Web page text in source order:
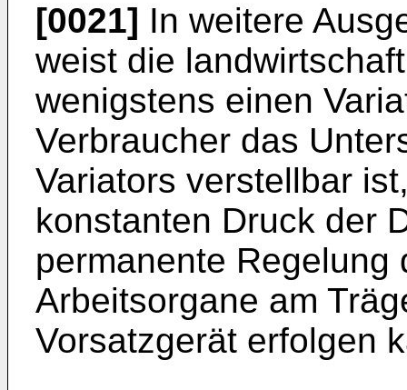
[0021] In weitere
weist die
wenigstens einen
Verbraucher das
Variators verstellbar
konstanten Druck der
permanente Regelung
Arbeitsorgane am
Vorsatzgerät erfolgen